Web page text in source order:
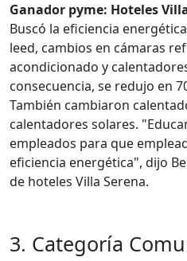
Ganador pyme: Hoteles
Buscó la eficiencia
leed, cambios en cámaras
acondicionado y
consecuencia, se redujo en
También cambiaron
calentadores solares.
empleados para que
eficiencia energética", dijo
de hoteles Villa Serena.
3. Categoría